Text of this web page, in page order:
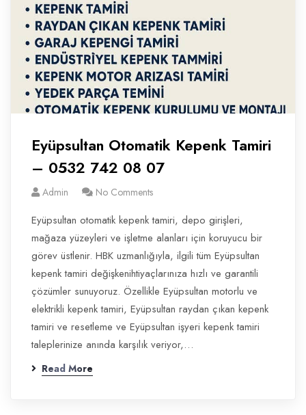
Eyüpsultan Otomatik Kepenk Tamiri
– 0532 742 08 07
Admin No Comments
Eyüpsultan otomatik kepenk tamiri, depo girişleri,
mağaza yüzeyleri ve işletme alanları için koruyucu bir
görev üstlenir. HBK uzmanlığıyla, ilgili tüm Eyüpsultan
kepenk tamiri değişkenihtiyaçlarınıza hızlı ve garantili
çözümler sunuyoruz. Özellikle Eyüpsultan motorlu ve
elektrikli kepenk tamiri, Eyüpsultan raydan çıkan kepenk
tamiri ve resetleme ve Eyüpsultan işyeri kepenk tamiri
taleplerinize anında karşılık veriyor,…
Read More